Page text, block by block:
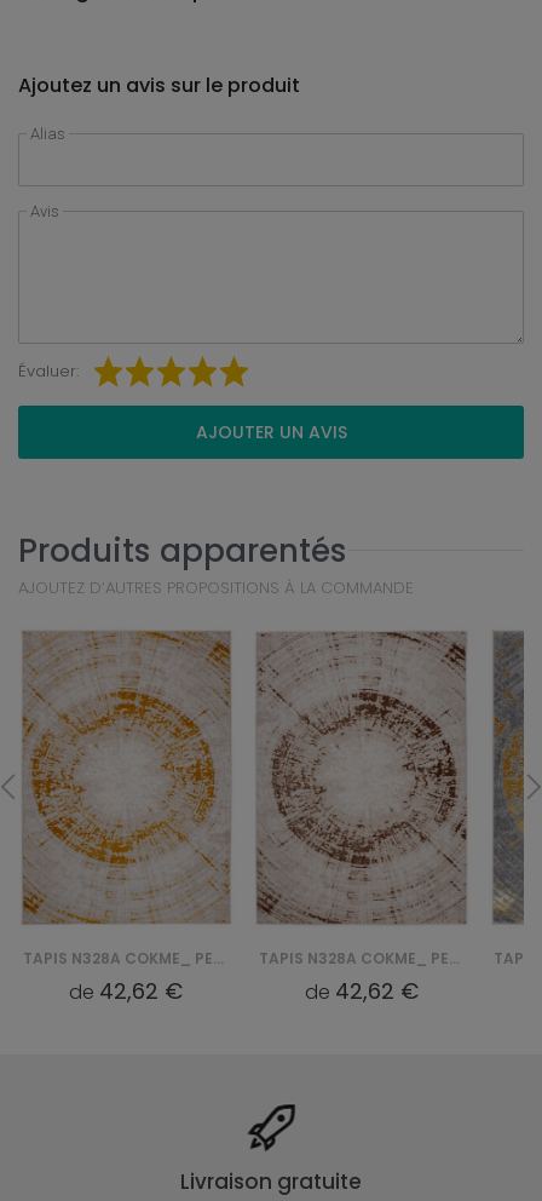
Ajoutez un avis sur le produit
Alias
Avis
Évaluer:
AJOUTER UN AVIS
Produits apparentés
AJOUTEZ D’AUTRES PROPOSITIONS À LA COMMANDE
TAPIS N328A COKME_ PES_ PALERMO - BEŻOWY, ZŁOTY
de 42,62 €
TAPIS N328A COKME_ PES_ PALERMO - BEŻOWY, BRĄZOWY
de 42,62 €
Livraison gratuite